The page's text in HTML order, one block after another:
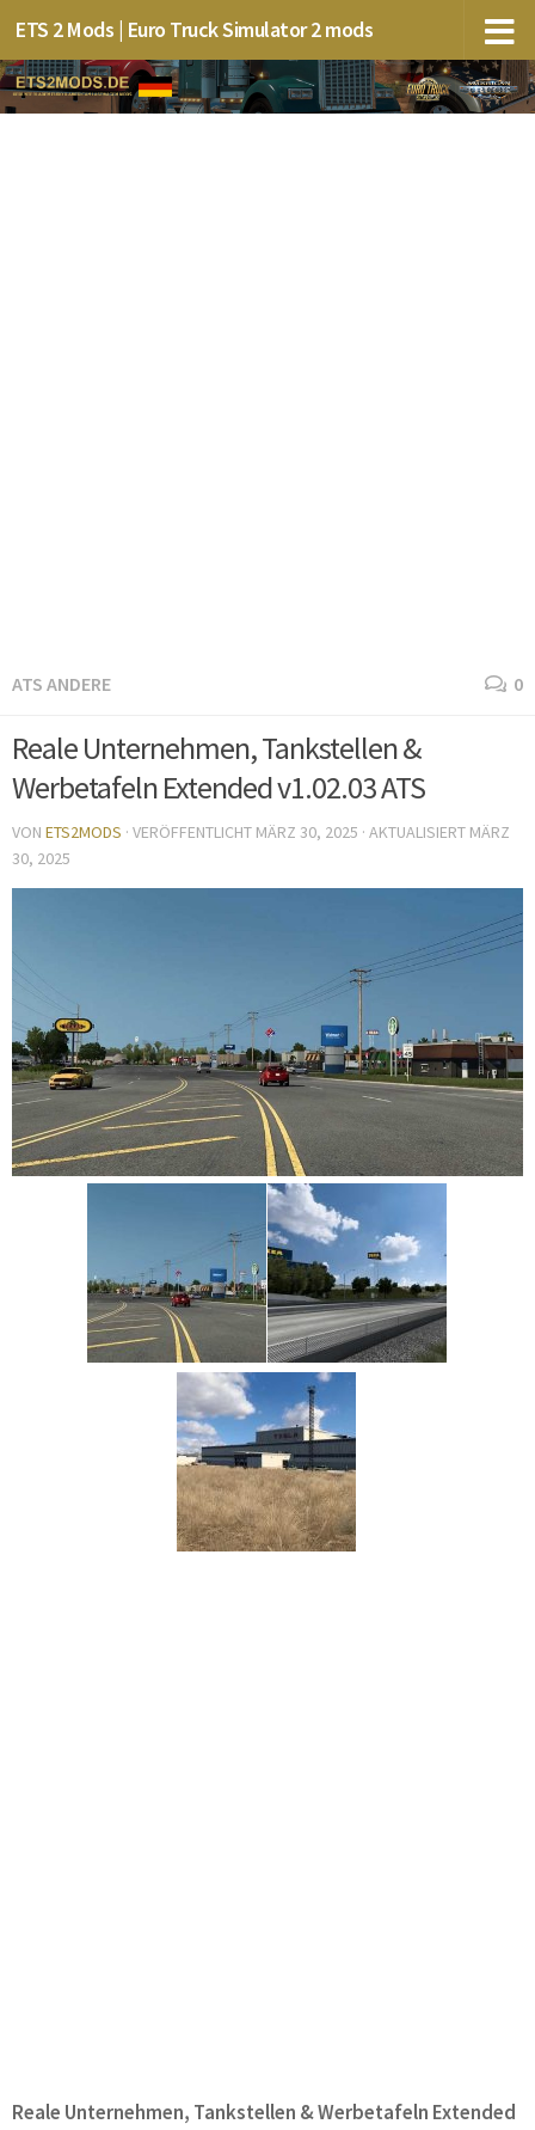
ETS 2 Mods | Euro Truck Simulator 2 mods
ATS ANDERE 0
Reale Unternehmen, Tankstellen &
Werbetafeln Extended v1.02.03 ATS
VON ETS2MODS · VERÖFFENTLICHT MÄRZ 30, 2025 · AKTUALISIERT MÄRZ
30, 2025
Reale Unternehmen, Tankstellen & Werbetafeln Extended